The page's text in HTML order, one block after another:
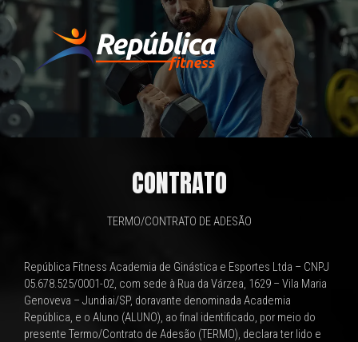
Ir
para
o
conteúdo
CONTRATO
TERMO/CONTRATO DE ADESÃO
República Fitness Academia de Ginástica e Esportes Ltda – CNPJ
05.678.525/0001-02, com sede à Rua da Várzea, 1629 – Vila Maria
Genoveva – Jundiai/SP, doravante denominada Academia
República, e o Aluno (ALUNO), ao final identificado, por meio do
presente Termo/Contrato de Adesão (TERMO), declara ter lido e